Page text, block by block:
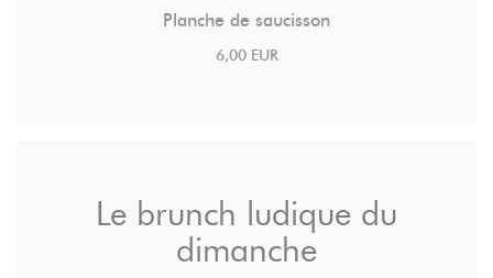
Planche de saucisson
6,00 EUR
Le brunch ludique du
dimanche